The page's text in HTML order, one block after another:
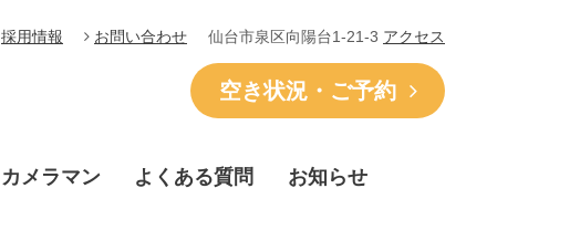
採用情報 お問い合わせ 仙台市泉区向陽台1-21-3 アクセス
空き状況・ご予約
カメラマン よくある質問 お知らせ